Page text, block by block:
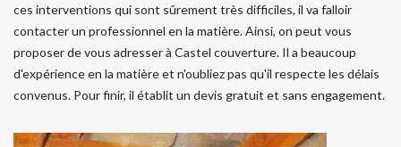
ces interventions qui sont sûrement très difficiles, il va falloir
contacter un professionnel en la matière. Ainsi, on peut vous
proposer de vous adresser à Castel couverture. Il a beaucoup
d'expérience en la matière et n'oubliez pas qu'il respecte les délais
convenus. Pour finir, il établit un devis gratuit et sans engagement.